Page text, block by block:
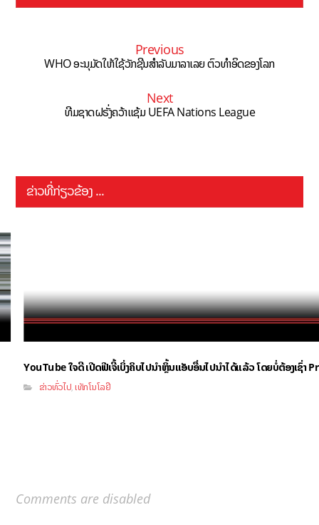
Previous
WHO ອະນຸມັດໃຫ້ໃຊ້ວັກຊີນສຳລັບມາລາເລຍ ຕົວທຳອິດຂອງໂລກ
Next
ທີມຊາດຝຣັ່ງຄວ້າແຊ້ມ UEFA Nations League
ຂ່າວທີ່ກ່ຽວຂ້ອງ ...
YouTube ໃຈດີ ເປີດຟີເຈີ້ເບິ່ງຄິບໄປນຳຫຼິ້ນແອັບອື່ນໄປນຳໄດ້ແລ້ວ ໂດຍບໍ່ຕ້ອງເຊົ່າ
ຂ່າວທົ່ວໄປ,ເທັກໂນໂລຢີ
Comments are disabled